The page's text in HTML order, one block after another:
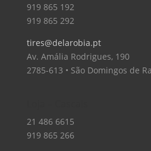
919 865 192
919 865 292
tires@delarobia.pt
Av. Amália Rodrigues, 190
2785-613 • São Domingos de
21 486 6615
919 865 266